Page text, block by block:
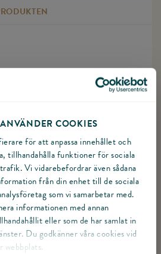
COOKIES
för att anpassa innehållet och
tillhandahålla funktioner för sociala
Vi vidarebefordrar även sådana
från din enhet till de sociala
som vi samarbetar med.
informationen med annan
eller som de har samlat in
Du godkänner våra cookies vid
webbplats.